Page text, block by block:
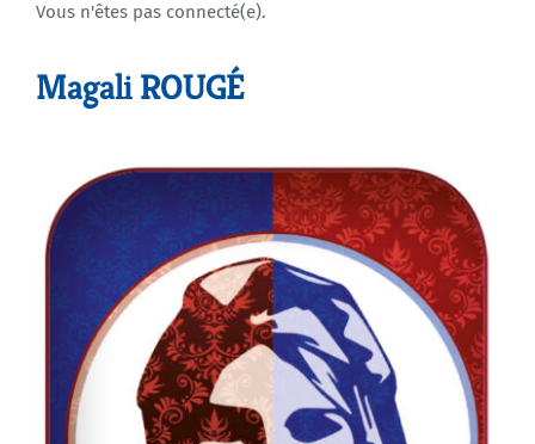
Agenda
Vous n'êtes pas connecté(e).
Magali ROUGÉ